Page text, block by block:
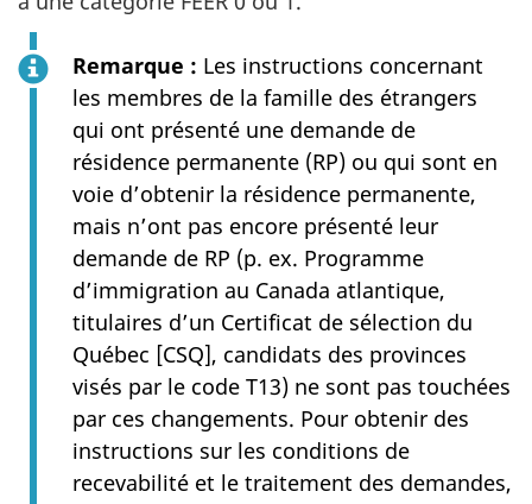
Remarque : Les instructions concernant
les membres de la famille des étrangers
qui ont présenté une demande de
résidence permanente (RP) ou qui sont en
voie d’obtenir la résidence permanente,
mais n’ont pas encore présenté leur
demande de RP (p. ex. Programme
d’immigration au Canada atlantique,
titulaires d’un Certificat de sélection du
Québec [CSQ], candidats des provinces
visés par le code T13) ne sont pas touchées
par ces changements. Pour obtenir des
instructions sur les conditions de
recevabilité et le traitement des demandes,